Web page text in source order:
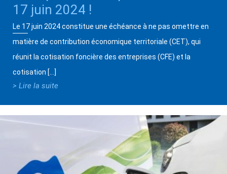
17 juin 2024 !
Le 17 juin 2024 constitue une échéance à ne pas omettre en
matière de contribution économique territoriale (CET), qui
réunit la cotisation foncière des entreprises (CFE) et la
cotisation […]
> Lire la suite